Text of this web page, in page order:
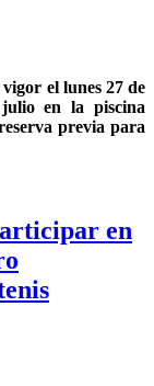
el lunes 27 de
en la piscina
previa para
en